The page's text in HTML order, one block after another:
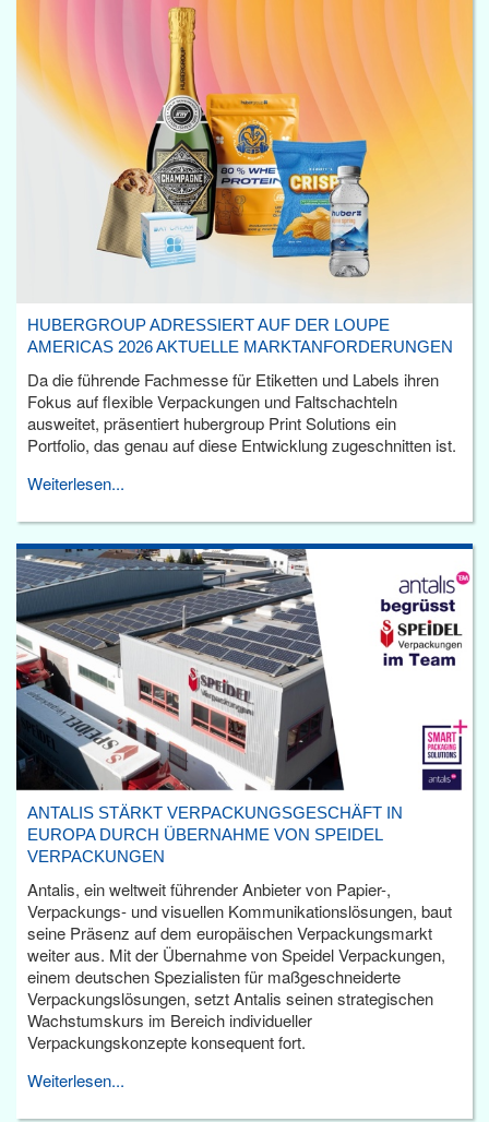
HUBERGROUP ADRESSIERT AUF DER LOUPE
AMERICAS 2026 AKTUELLE MARKTANFORDERUNGEN
Da die führende Fachmesse für Etiketten und Labels ihren
Fokus auf flexible Verpackungen und Faltschachteln
ausweitet, präsentiert hubergroup Print Solutions ein
Portfolio, das genau auf diese Entwicklung zugeschnitten ist.
Weiterlesen...
ANTALIS STÄRKT VERPACKUNGSGESCHÄFT IN
EUROPA DURCH ÜBERNAHME VON SPEIDEL
VERPACKUNGEN
Antalis, ein weltweit führender Anbieter von Papier-,
Verpackungs- und visuellen Kommunikationslösungen, baut
seine Präsenz auf dem europäischen Verpackungsmarkt
weiter aus. Mit der Übernahme von Speidel Verpackungen,
einem deutschen Spezialisten für maßgeschneiderte
Verpackungslösungen, setzt Antalis seinen strategischen
Wachstumskurs im Bereich individueller
Verpackungskonzepte konsequent fort.
Weiterlesen...